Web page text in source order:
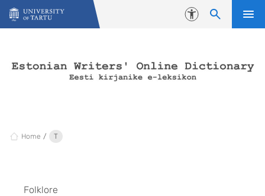
Skip to content
Accessibility
Home T
Folklore